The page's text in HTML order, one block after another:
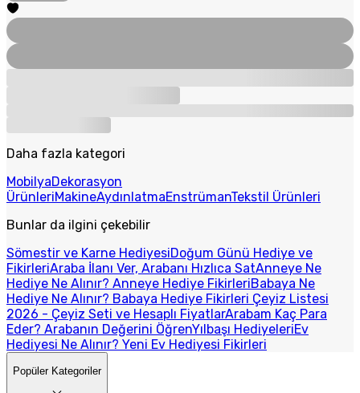
Daha fazla kategori
MobilyaDekorasyon
ÜrünleriMakineAydınlatmaEnstrümanTekstil Ürünleri
Bunlar da ilgini çekebilir
Sömestir ve Karne HediyesiDoğum Günü Hediye ve
FikirleriAraba İlanı Ver, Arabanı Hızlıca SatAnneye Ne
Hediye Ne Alınır? Anneye Hediye FikirleriBabaya Ne
Hediye Ne Alınır? Babaya Hediye Fikirleri Çeyiz Listesi
2026 - Çeyiz Seti ve Hesaplı FiyatlarArabam Kaç Para
Eder? Arabanın Değerini ÖğrenYılbaşı HediyeleriEv
Hediyesi Ne Alınır? Yeni Ev Hediyesi Fikirleri
Popüler Kategoriler